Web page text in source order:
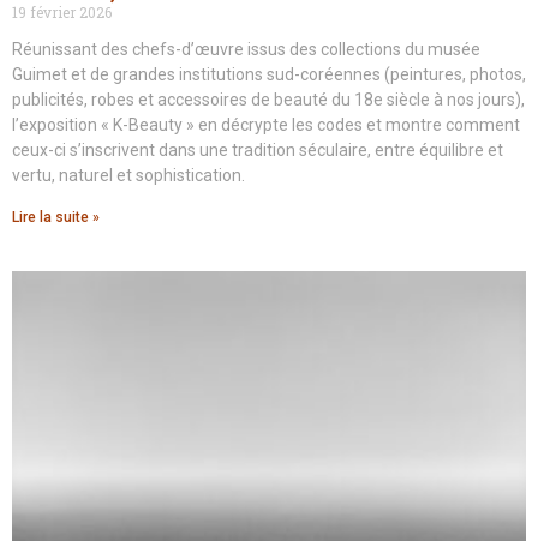
19 février 2026
Réunissant des chefs-d’œuvre issus des collections du musée
Guimet et de grandes institutions sud-coréennes (peintures, photos,
publicités, robes et accessoires de beauté du 18e siècle à nos jours),
l’exposition « K-Beauty » en décrypte les codes et montre comment
ceux-ci s’inscrivent dans une tradition séculaire, entre équilibre et
vertu, naturel et sophistication.
Lire la suite »